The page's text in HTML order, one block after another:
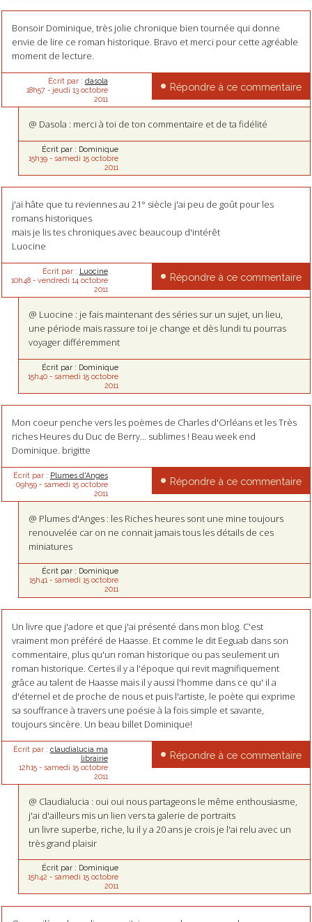
Bonsoir Dominique, très jolie chronique bien tournée qui donne
envie de lire ce roman historique. Bravo et merci pour cette agréable
moment de lecture.
Écrit par : dasola
18h57- jeudi 13 octobre
2011
Répondre à ce commentaire
@ Dasola : merci à toi de ton commentaire et de ta fidélité
Écrit par : Dominique
15h39- samedi 15 octobre
2011
j'ai hâte que tu reviennes au 21° siècle j'ai peu de goût pour les
romans historiques
mais je lis tes chroniques avec beaucoup d'intérêt
Luocine
Écrit par : Luocine
10h48- vendredi 14 octobre
2011
Répondre à ce commentaire
@ Luocine : je fais maintenant des séries sur un sujet, un lieu,
une période mais rassure toi je change et dès lundi tu pourras
voyager différemment
Écrit par : Dominique
15h40- samedi 15 octobre
2011
Mon coeur penche vers les poèmes de Charles d'Orléans et les Très
riches Heures du Duc de Berry... sublimes ! Beau week end
Dominique. brigitte
Écrit par : Plumes d'Anges
09h59- samedi 15 octobre
2011
Répondre à ce commentaire
@ Plumes d'Anges : les Riches heures sont une mine toujours
renouvelée car on ne connait jamais tous les détails de ces
miniatures
Écrit par : Dominique
15h41- samedi 15 octobre
2011
Un livre que j'adore et que j'ai présenté dans mon blog. C'est
vraiment mon préféré de Haasse. Et comme le dit Eeguab dans son
commentaire, plus qu'un roman historique ou pas seulement un
roman historique. Certes il y a l'époque qui revit magnifiquement
grâce au talent de Haasse mais il y aussi l'homme dans ce qu' il a
d'éternel et de proche de nous et puis l'artiste, le poète qui exprime
sa souffrance à travers une poésie à la fois simple et savante,
toujours sincère. Un beau billet Dominique!
Écrit par : claudialucia ma
librairie
12h15- samedi 15 octobre
2011
Répondre à ce commentaire
@ Claudialucia : oui oui nous partageons le même enthousiasme,
j'ai d'ailleurs mis un lien vers ta galerie de portraits
un livre superbe, riche, lu il y a 20 ans je crois je l'ai relu avec un
très grand plaisir
Écrit par : Dominique
15h42 - samedi 15 octobre
2011